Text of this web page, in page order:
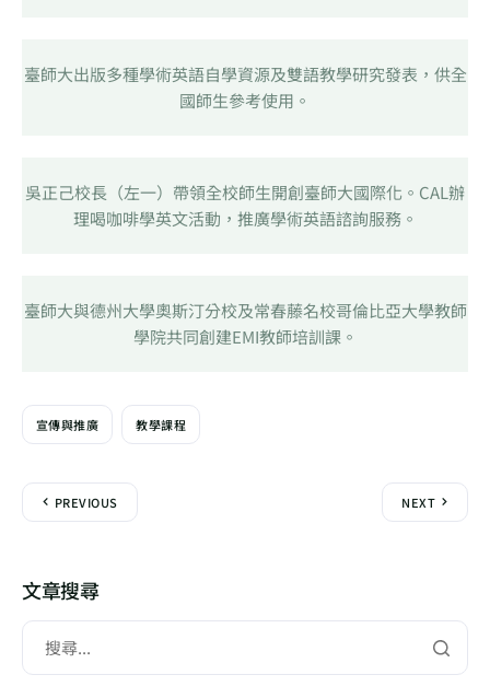
臺師大出版多種學術英語自學資源及雙語教學研究發表，供全
國師生參考使用。
吳正己校長（左一）帶領全校師生開創臺師大國際化。CAL辦
理喝咖啡學英文活動，推廣學術英語諮詢服務。
臺師大與德州大學奧斯汀分校及常春藤名校哥倫比亞大學教師
學院共同創建EMI教師培訓課。
宣傳與推廣 教學課程
PREVIOUS NEXT
文章搜尋